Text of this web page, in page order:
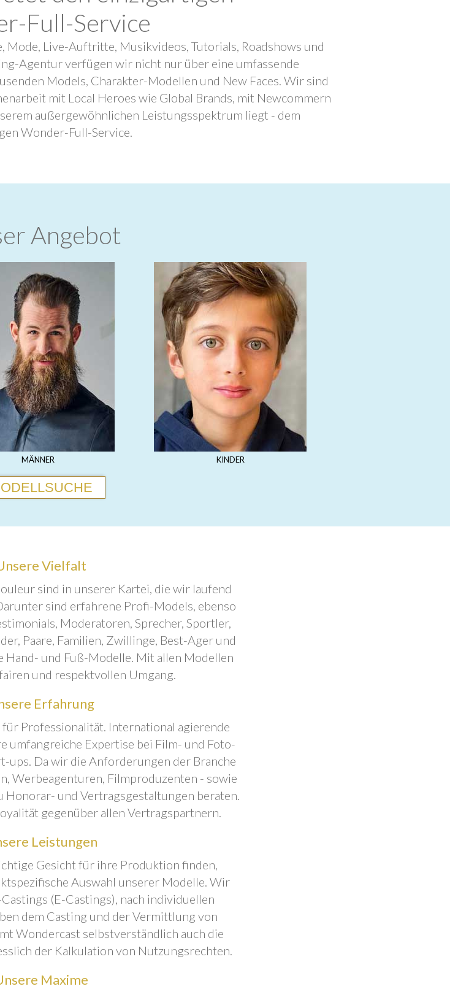
Full-Service
Live-Auftritte, Musikvideos, Tutorials, Roadshows und
Agentur verfügen wir nicht nur über eine umfassende
Models, Charakter-Modellen und New Faces. Wir sind
mit Local Heroes wie Global Brands, mit Newcommern
außergewöhnlichen Leistungsspektrum liegt - dem
Wonder-Full-Service.
Angebot
MÄNNER KINDER
Vielfalt
sind in unserer Kartei, die wir laufend
sind erfahrene Profi-Models, ebenso
Moderatoren, Sprecher, Sportler,
Paare, Familien, Zwillinge, Best-Ager und
und Fuß-Modelle. Mit allen Modellen
und respektvollen Umgang.
Erfahrung
Professionalität. International agierende
umfangreiche Expertise bei Film- und Foto-
ups. Da wir die Anforderungen der Branche
Werbeagenturen, Filmproduzenten - sowie
Honorar- und Vertragsgestaltungen beraten.
gegenüber allen Vertragspartnern.
Leistungen
Gesicht für ihre Produktion finden,
Auswahl unserer Modelle. Wir
(E-Castings), nach individuellen
dem Casting und der Vermittlung von
Wondercast selbstverständlich auch die
der Kalkulation von Nutzungsrechten.
Maxime